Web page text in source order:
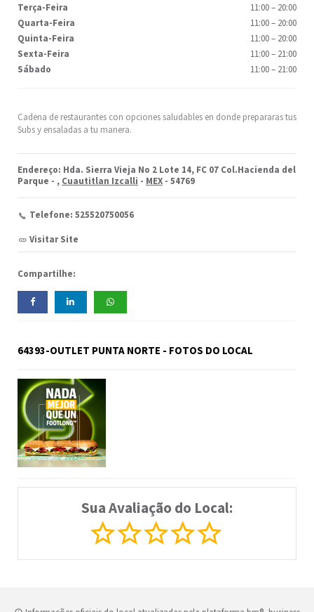
Cadena de restaurantes con opciones saludables en donde prepararas tus
Subs y ensaladas a tu manera.
Endereço: Hda. Sierra Vieja No 2 Lote 14, FC 07 Col.Hacienda del
Parque - , Cuautitlan Izcalli - MEX - 54769
Telefone: 525520750056
Visitar Site
Compartilhe:
64393-OUTLET PUNTA NORTE - FOTOS DO LOCAL
Sua Avaliação do Local:
Terça-Feira
11:00– 20:00
Quarta-Feira
11:00– 20:00
Quinta-Feira
11:00– 20:00
Sexta-Feira
11:00– 21:00
Sábado
11:00– 21:00